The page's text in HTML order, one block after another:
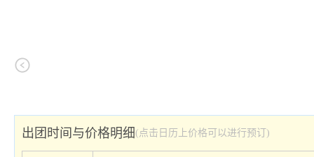
出团时间与价格明细(点击日历上价格可以进行预订)